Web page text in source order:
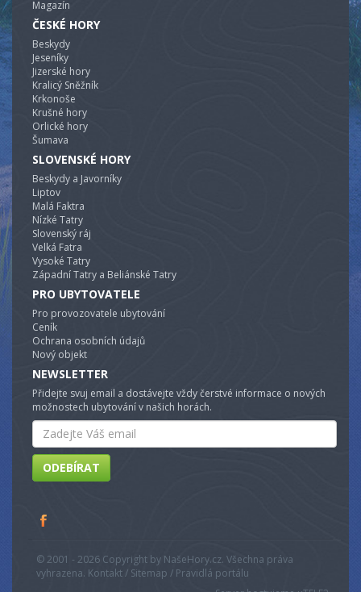
Magazín
ČESKÉ HORY
Beskydy
Jeseníky
Jizerské hory
Kralicý Sněžník
Krkonoše
Krušné hory
Orlické hory
Šumava
SLOVENSKÉ HORY
Beskydy a Javorníky
Liptov
Malá Faktra
Nízké Tatry
Slovenský ráj
Velká Fatra
Vysoké Tatry
Západní Tatry a Beliánské Tatry
PRO UBYTOVATELE
Pro provozovatele ubytování
Ceník
Ochrana osobních údajů
Nový objekt
NEWSLETTER
Přidejte svuj email a dostávejte vždy čerstvé informace o nových
možnostech ubytování v našich horách.
Email
ODEBÍRAT
© 2001 - 2026 Copyright by NašeHory.cz. Všechna práva
vyhrazena. Kontakt / Sitemap / Pravidlá portálu